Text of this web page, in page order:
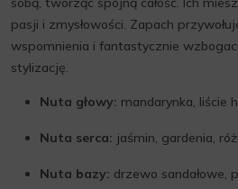
pasji i zmysłowości. Zapach
wspomnienia i fantastycznie
stylizację.
Nuta głowy: mandarynka, liście
Nuta serca: jaśmin, gardenia,
Nuta bazy: drzewo sandałowe,